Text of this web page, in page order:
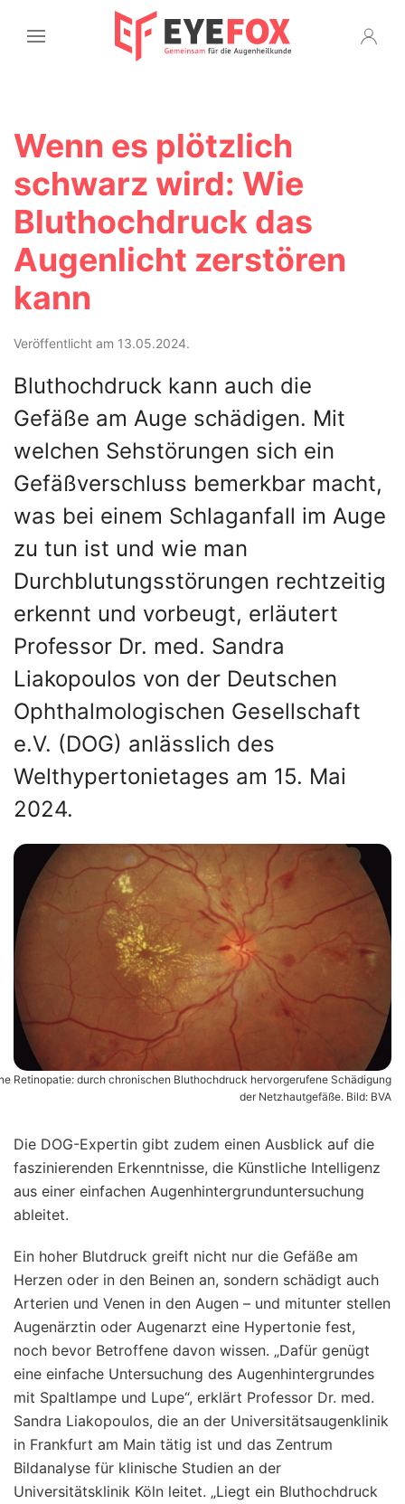
Wenn es plötzlich
schwarz wird: Wie
Bluthochdruck das
Augenlicht zerstören
kann
Veröffentlicht am 13.05.2024.
Bluthochdruck kann auch die
Gefäße am Auge schädigen. Mit
welchen Sehstörungen sich ein
Gefäßverschluss bemerkbar macht,
was bei einem Schlaganfall im Auge
zu tun ist und wie man
Durchblutungsstörungen rechtzeitig
erkennt und vorbeugt, erläutert
Professor Dr. med. Sandra
Liakopoulos von der Deutschen
Ophthalmologischen Gesellschaft
e.V. (DOG) anlässlich des
Welthypertonietages am 15. Mai
2024.
Retinopatie: durch chronischen Bluthochdruck hervorgerufene Schädigung
der Netzhautgefäße. Bild: BVA
Die DOG-Expertin gibt zudem einen Ausblick auf die
faszinierenden Erkenntnisse, die Künstliche Intelligenz
aus einer einfachen Augenhintergrunduntersuchung
ableitet.
Ein hoher Blutdruck greift nicht nur die Gefäße am
Herzen oder in den Beinen an, sondern schädigt auch
Arterien und Venen in den Augen – und mitunter stellen
Augenärztin oder Augenarzt eine Hypertonie fest,
noch bevor Betroffene davon wissen. „Dafür genügt
eine einfache Untersuchung des Augenhintergrundes
mit Spaltlampe und Lupe“, erklärt Professor Dr. med.
Sandra Liakopoulos, die an der Universitätsaugenklinik
in Frankfurt am Main tätig ist und das Zentrum
Bildanalyse für klinische Studien an der
Universitätsklinik Köln leitet. „Liegt ein Bluthochdruck